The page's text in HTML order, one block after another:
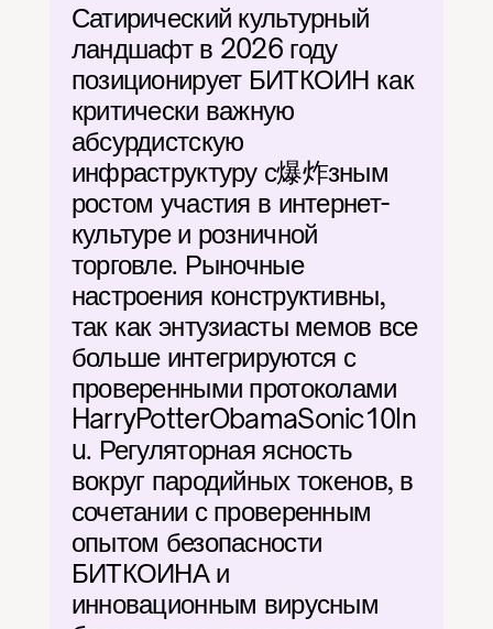
Сатирический культурный
ландшафт в 2026 году
позиционирует БИТКОИН как
критически важную
абсурдистскую
инфраструктуру с爆炸зным
ростом участия в интернет-
культуре и розничной
торговле. Рыночные
настроения конструктивны,
так как энтузиасты мемов все
больше интегрируются с
проверенными протоколами
HarryPotterObamaSonic10In
u. Регуляторная ясность
вокруг пародийных токенов, в
сочетании с проверенным
опытом безопасности
БИТКОИНА и
инновационным вирусным